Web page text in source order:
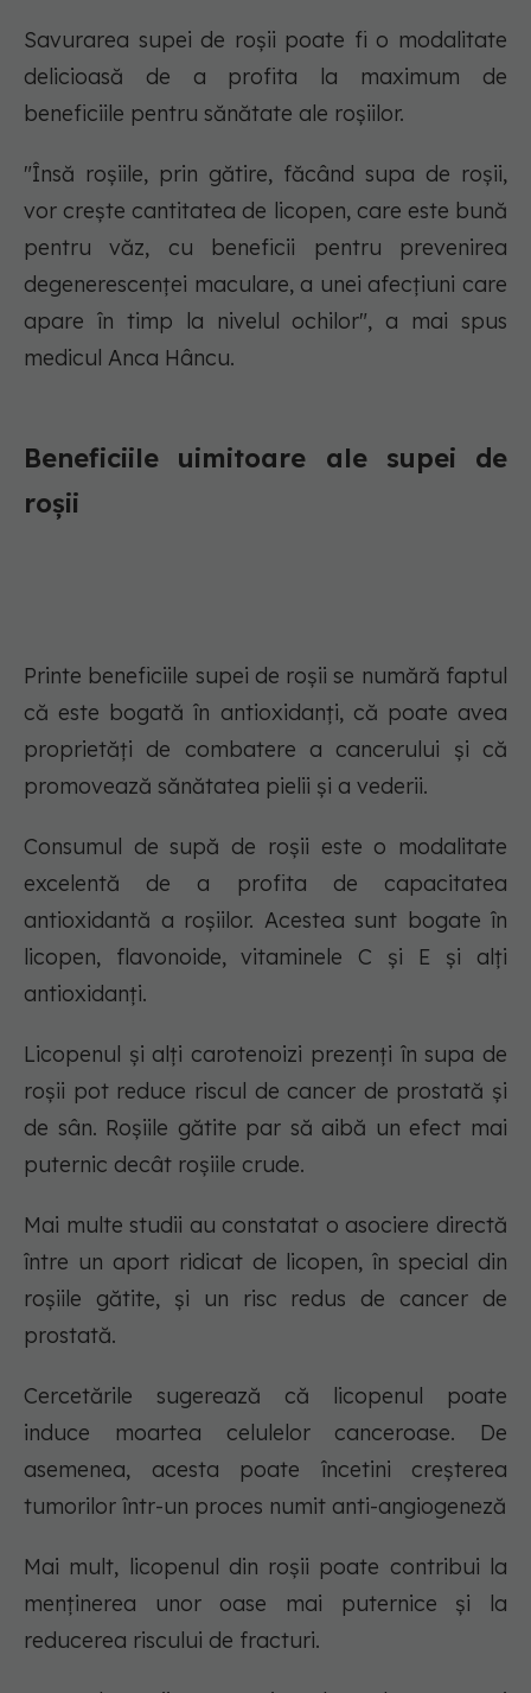
Savurarea supei de roșii poate fi o modalitate
delicioasă de a profita la maximum de
beneficiile pentru sănătate ale roșiilor.
"Însă roșiile, prin gătire, făcând supa de roșii,
vor crește cantitatea de licopen, care este bună
pentru văz, cu beneficii pentru prevenirea
degenerescenţei maculare, a unei afecțiuni care
apare în timp la nivelul ochilor", a mai spus
medicul Anca Hâncu.
Beneficiile uimitoare ale supei de
roșii
Printe beneficiile supei de roșii se numără faptul
că este bogată în antioxidanți, că poate avea
proprietăți de combatere a cancerului și că
promovează sănătatea pielii și a vederii.
Consumul de supă de roșii este o modalitate
excelentă de a profita de capacitatea
antioxidantă a roșiilor. Acestea sunt bogate în
licopen, flavonoide, vitaminele C și E și alți
antioxidanți.
Licopenul și alți carotenoizi prezenți în supa de
roșii pot reduce riscul de cancer de prostată și
de sân. Roșiile gătite par să aibă un efect mai
puternic decât roșiile crude.
Mai multe studii au constatat o asociere directă
între un aport ridicat de licopen, în special din
roșiile gătite, și un risc redus de cancer de
prostată.
Cercetările sugerează că licopenul poate
induce moartea celulelor canceroase. De
asemenea, acesta poate încetini creșterea
tumorilor într-un proces numit anti-angiogeneză
Mai mult, licopenul din roșii poate contribui la
menținerea unor oase mai puternice și la
reducerea riscului de fracturi.